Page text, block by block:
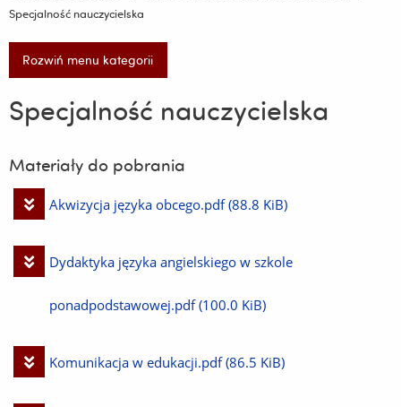
Specjalność nauczycielska
Rozwiń menu kategorii
Specjalność nauczycielska
Materiały do pobrania
Pobierz
Akwizycja języka obcego.pdf (88.8 KiB)
Pobierz
plik
Dydaktyka języka angielskiego w szkole
ponadpodstawowej.pdf (100.0 KiB)
Pobierz
Komunikacja w edukacji.pdf (86.5 KiB)